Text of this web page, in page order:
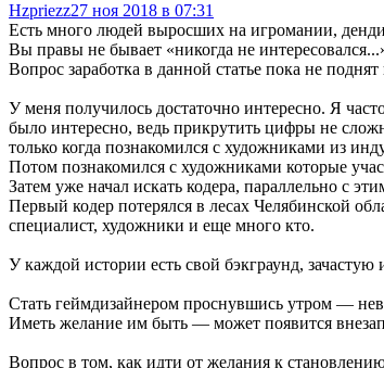
Hzpriezz27 ноя 2018 в 07:31
Есть много людей выросших на игромании,
Вы правы не бывает «никогда не
Вопрос заработка в данной статье пока не
У меня получилось достаточно интересно. Я
было интересно, ведь прикрутить цифры не
только когда познакомился с художниками из
Потом познакомился с художниками которые
Затем уже начал искать кодера, параллельно с
Первый кодер потерялся в лесах Челябинской
специалист, художники и еще много кто.
У каждой истории есть свой бэкграунд, зачастую
Стать геймдизайнером проснувшись утром —
Иметь желание им быть — может появится
Вопрос в том, как идти от желания к